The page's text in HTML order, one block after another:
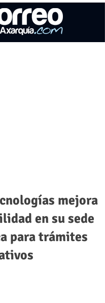
mejora
en su sede
para trámites